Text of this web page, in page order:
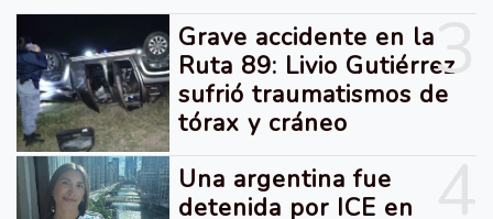
3
Grave accidente en la
Ruta 89: Livio Gutiérrez
sufrió traumatismos de
tórax y cráneo
Una argentina fue
detenida por ICE en